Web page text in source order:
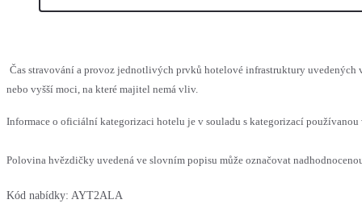
Čas stravování a provoz jednotlivých prvků hotelové infrastruktury uvedených
nebo vyšší moci, na které majitel nemá vliv.
Informace o oficiální kategorizaci hotelu je v souladu s kategorizací
Polovina hvězdičky uvedená ve slovním popisu může označovat
Kód nabídky: AYT2ALA